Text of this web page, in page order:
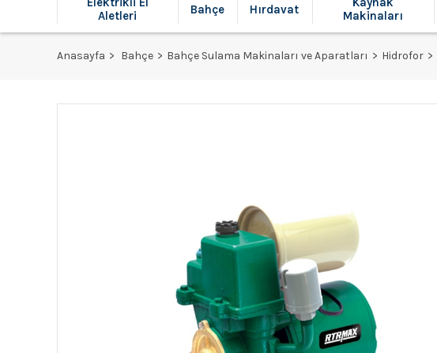
Aletleri
Bahçe Hırdavat
Makinaları
Anasayfa Bahçe Bahçe Sulama Makinaları ve Aparatları Hidrofor